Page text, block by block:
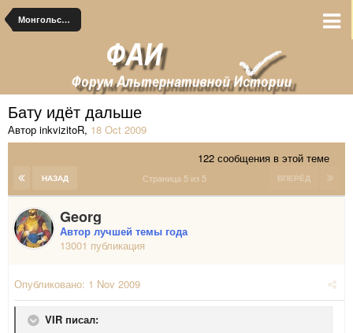
Монгольские альтернативы
Бату идёт дальше
Автор inkvizitoR, 18 Oct 2009
122 сообщения в этой теме
НАЗАД ВПЕРЁД
Страница 5 из 5
Georg
Автор лучшей темы года
13001 публикация
Опубликовано: 1 Nov 2009
VIR писал: